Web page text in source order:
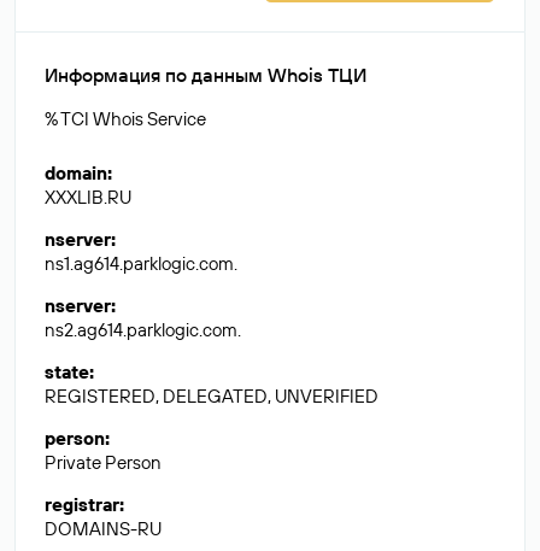
Информация по данным Whois ТЦИ
% TCI Whois Service
domain:
XXXLIB.RU
nserver:
ns1.ag614.parklogic.com.
nserver:
ns2.ag614.parklogic.com.
state:
REGISTERED, DELEGATED, UNVERIFIED
person:
Private Person
registrar:
DOMAINS-RU